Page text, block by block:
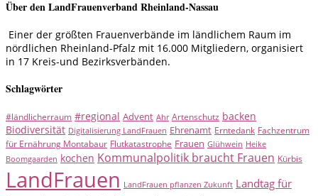
Über den LandFrauenverband Rheinland-Nassau
Einer der größten Frauenverbände im ländlichem Raum im
nördlichen Rheinland-Pfalz mit 16.000 Mitgliedern, organisiert
in 17 Kreis-und Bezirksverbänden.
Schlagwörter
#ländlicherraum #regional Advent Ahr Artenschutz backen
Biodiversität Digitalisierung LandFrauen Ehrenamt Erntedank Fachzentrum
für Ernährung Montabaur Flutkatastrophe Frauen Glühwein Heike
Boomgaarden kochen Kommunalpolitik braucht Frauen Kürbis
LandFrauen LandFrauen pflanzen Zukunft Landtag für